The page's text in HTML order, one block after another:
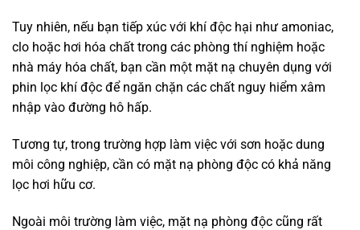
Tuy nhiên, nếu bạn tiếp xúc với khí độc hại như amoniac,
clo hoặc hơi hóa chất trong các phòng thí nghiệm hoặc
nhà máy hóa chất, bạn cần một mặt nạ chuyên dụng với
phin lọc khí độc để ngăn chặn các chất nguy hiểm xâm
nhập vào đường hô hấp.
Tương tự, trong trường hợp làm việc với sơn hoặc dung
môi công nghiệp, cần có mặt nạ phòng độc có khả năng
lọc hơi hữu cơ.
Ngoài môi trường làm việc, mặt nạ phòng độc cũng rất